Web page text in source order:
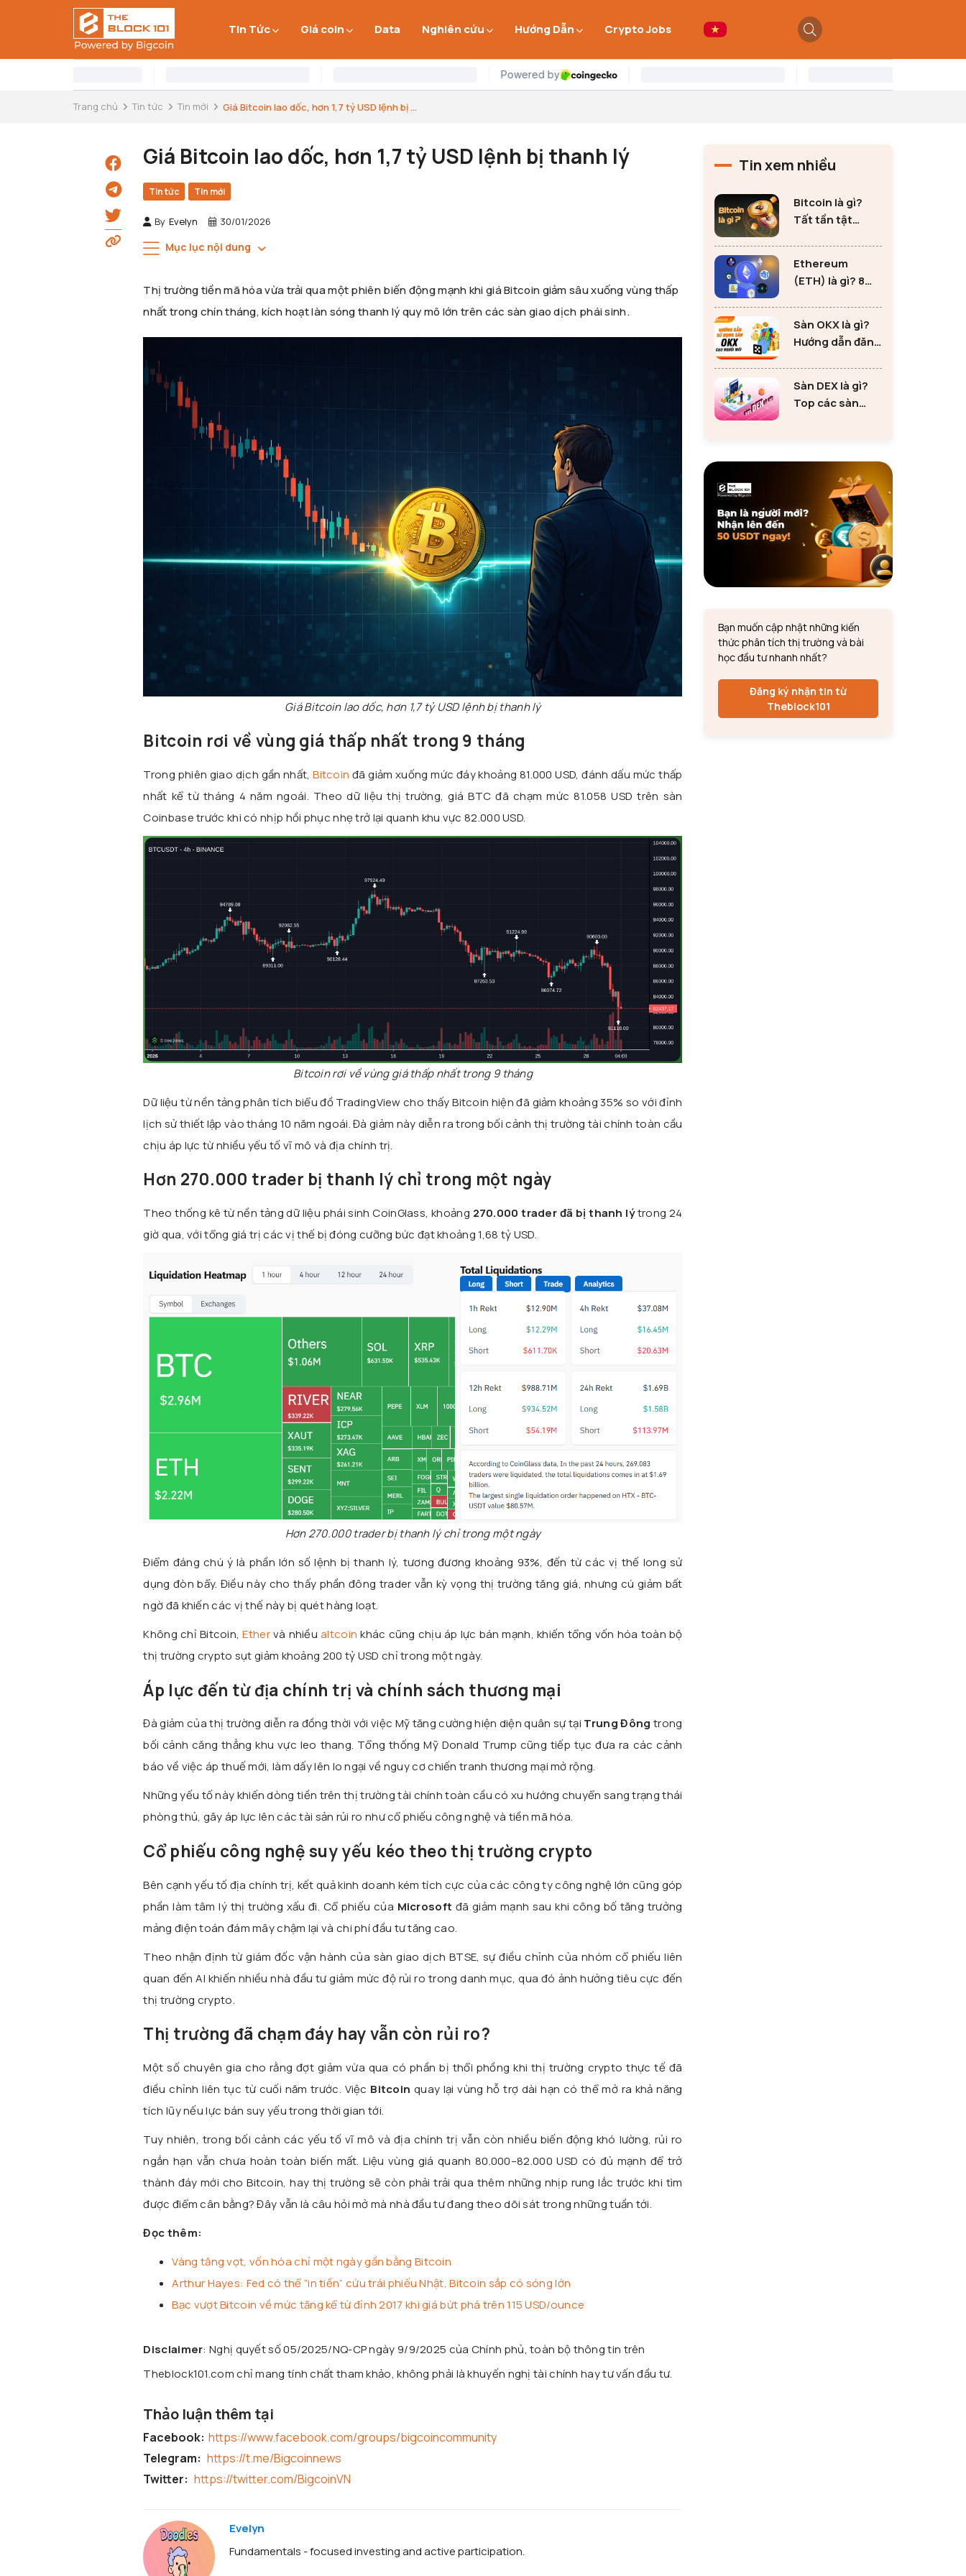
Tin Tức Giá coin Data Nghiên cứu Hướng Dẫn Crypto Jobs
Trang chủ Tin tức Tin mới Giá Bitcoin lao dốc, hơn 1,7 tỷ USD lệnh bị ...
Giá Bitcoin lao dốc, hơn 1,7 tỷ USD lệnh bị thanh lý
Tin tức Tin mới
By Evelyn 30/01/2026
Mục lục nội dung
Thị trường tiền mã hóa vừa trải qua một phiên biến động mạnh khi giá Bitcoin giảm sâu xuống vùng thấp
nhất trong chín tháng, kích hoạt làn sóng thanh lý quy mô lớn trên các sàn giao dịch phái sinh.
Giá Bitcoin lao dốc, hơn 1,7 tỷ USD lệnh bị thanh lý
Bitcoin rơi về vùng giá thấp nhất trong 9 tháng
Trong phiên giao dịch gần nhất,Bitcoin đã giảm xuống mức đáy khoảng 81.000 USD, đánh dấu mức thấp
nhất kể từ tháng 4 năm ngoái. Theo dữ liệu thị trường, giá BTC đã chạm mức 81.058 USD trên sàn
Coinbase trước khi có nhịp hồi phục nhẹ trở lại quanh khu vực 82.000 USD.
Bitcoin rơi về vùng giá thấp nhất trong 9 tháng
Dữ liệu từ nền tảng phân tích biểu đồ TradingView cho thấy Bitcoin hiện đã giảm khoảng 35% so với đỉnh
lịch sử thiết lập vào tháng 10 năm ngoái. Đà giảm này diễn ra trong bối cảnh thị trường tài chính toàn cầu
chịu áp lực từ nhiều yếu tố vĩ mô và địa chính trị.
Hơn 270.000 trader bị thanh lý chỉ trong một ngày
Theo thống kê từ nền tảng dữ liệu phái sinh CoinGlass, khoảng 270.000 trader đã bị thanh lýtrong 24
giờ qua, với tổng giá trị các vị thế bị đóng cưỡng bức đạt khoảng 1,68 tỷ USD.
Hơn 270.000 trader bị thanh lý chỉ trong một ngày
Điểm đáng chú ý là phần lớn số lệnh bị thanh lý, tương đương khoảng 93%, đến từ các vị thế long sử
dụng đòn bẩy. Điều này cho thấy phần đông trader vẫn kỳ vọng thị trường tăng giá, nhưng cú giảm bất
ngờ đã khiến các vị thế này bị quét hàng loạt.
Không chỉ Bitcoin,Ethervà nhiềualtcoin khác cũng chịu áp lực bán mạnh, khiến tổng vốn hóa toàn bộ
thị trường crypto sụt giảm khoảng 200 tỷ USD chỉ trong một ngày.
Áp lực đến từ địa chính trị và chính sách thương mại
Đà giảm của thị trường diễn ra đồng thời với việc Mỹ tăng cường hiện diện quân sự tại Trung Đông trong
bối cảnh căng thẳng khu vực leo thang. Tổng thống Mỹ Donald Trump cũng tiếp tục đưa ra các cảnh
báo về việc áp thuế mới, làm dấy lên lo ngại về nguy cơ chiến tranh thương mại mở rộng.
Những yếu tố này khiến dòng tiền trên thị trường tài chính toàn cầu có xu hướng chuyển sang trạng thái
phòng thủ, gây áp lực lên các tài sản rủi ro như cổ phiếu công nghệ và tiền mã hóa.
Cổ phiếu công nghệ suy yếu kéo theo thị trường crypto
Bên cạnh yếu tố địa chính trị, kết quả kinh doanh kém tích cực của các công ty công nghệ lớn cũng góp
phần làm tâm lý thị trường xấu đi. Cổ phiếu của Microsoft đã giảm mạnh sau khi công bố tăng trưởng
mảng điện toán đám mây chậm lại và chi phí đầu tư tăng cao.
Theo nhận định từ giám đốc vận hành của sàn giao dịch BTSE, sự điều chỉnh của nhóm cổ phiếu liên
quan đến AI khiến nhiều nhà đầu tư giảm mức độ rủi ro trong danh mục, qua đó ảnh hưởng tiêu cực đến
thị trường crypto.
Thị trường đã chạm đáy hay vẫn còn rủi ro?
Một số chuyên gia cho rằng đợt giảm vừa qua có phần bị thổi phồng khi thị trường crypto thực tế đã
điều chỉnh liên tục từ cuối năm trước. Việc Bitcoin quay lại vùng hỗ trợ dài hạn có thể mở ra khả năng
tích lũy nếu lực bán suy yếu trong thời gian tới.
Tuy nhiên, trong bối cảnh các yếu tố vĩ mô và địa chính trị vẫn còn nhiều biến động khó lường, rủi ro
ngắn hạn vẫn chưa hoàn toàn biến mất. Liệu vùng giá quanh 80.000–82.000 USD có đủ mạnh để trở
thành đáy mới cho Bitcoin, hay thị trường sẽ còn phải trải qua thêm những nhịp rung lắc trước khi tìm
được điểm cân bằng? Đây vẫn là câu hỏi mở mà nhà đầu tư đang theo dõi sát trong những tuần tới.
Đọc thêm:
Vàng tăng vọt, vốn hóa chỉ một ngày gần bằng Bitcoin
Arthur Hayes: Fed có thể “in tiền” cứu trái phiếu Nhật, Bitcoin sắp có sóng lớn
Bạc vượt Bitcoin về mức tăng kể từ đỉnh 2017 khi giá bứt phá trên 115 USD/ounce
Disclaimer: Nghị quyết số 05/2025/NQ-CP ngày 9/9/2025 của Chính phủ, toàn bộ thông tin trên
Theblock101.com chỉ mang tính chất tham khảo, không phải là khuyến nghị tài chính hay tư vấn đầu tư.
Thảo luận thêm tại
Facebook: https://www.facebook.com/groups/bigcoincommunity
Telegram: https://t.me/Bigcoinnews
Twitter: https://twitter.com/BigcoinVN
Evelyn
Fundamentals - focused investing and active participation.
Tin xem nhiều
Bitcoin là gì?
Tất tần tật
Bitcoin
Ethereum
(ETH) là gì? 8
tư Ethereum
Sàn OKX là gì?
Hướng dẫn đăng
mới
Sàn DEX là gì?
Top các sàn
Bạn muốn cập nhật những kiến
thức phân tích thị trường và bài
học đầu tư nhanh nhất?
Đăng ký nhận tin từ
Theblock101